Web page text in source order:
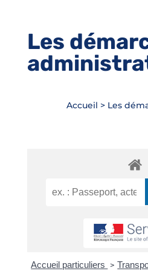
Les
Accueil > Les
Accueil particuliers >